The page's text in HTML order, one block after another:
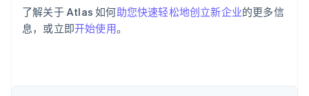
了解关于 Atlas 如何助您快速轻松地创立新企业的更多信
息，或立即开始使用。
巴西
PortuguêsEnglish